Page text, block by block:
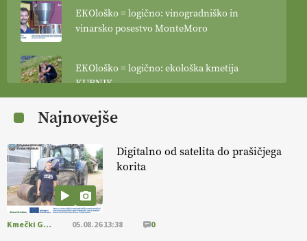
EKOloško = logično: vinogradniško in
vinarsko posestvo MonteMoro
EKOloško = logično: ekološka kmetija
KURNIK
EKOloško = logično: ekološka kmetija
EKOloško = logično: VLOG Ekološko
kmetijstvo brez škropljenja?
EKOloško = logično: ekološka kmetija
Najnovejše
Digitalno od satelita do prašičjega
korita
Kmečki Glas 05.08.26 13:38 0